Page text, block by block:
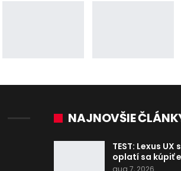
NAJNOVŠIE
TEST: Lexus
oplatí sa kúpiť
aug 7, 2026